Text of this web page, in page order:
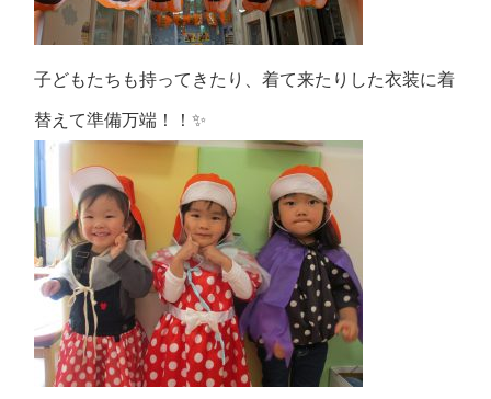
子どもたちも持ってきたり、着て来たりした衣装に着
替えて準備万端！！✨